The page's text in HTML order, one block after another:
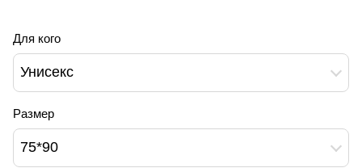
Для кого
Унисекс
Размер
75*90